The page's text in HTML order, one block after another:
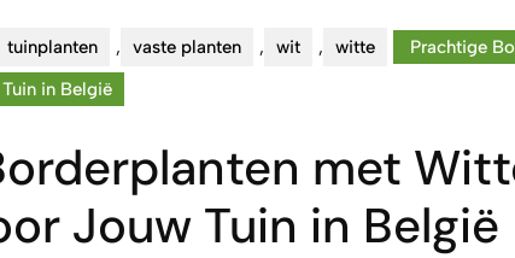
tuinplanten , vaste planten , wit , witte
Prachtige
in België
met
Jouw Tuin in België